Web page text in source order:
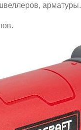
арматуры.